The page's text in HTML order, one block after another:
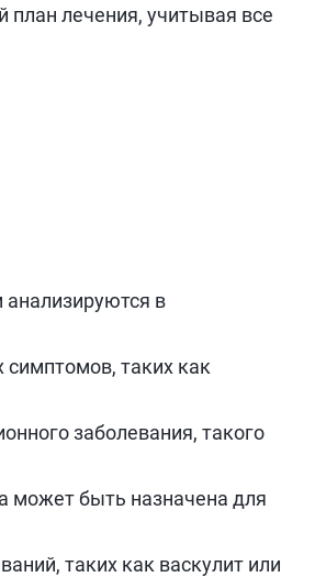
лечения, учитывая все
анализируются в
симптомов, таких как
заболевания, такого
может быть назначена для
таких как васкулит или